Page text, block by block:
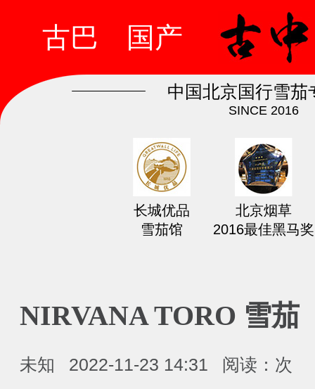
古巴 国产
中国北京国行雪茄
SINCE 2016
长城优品
雪茄馆
北京烟草
2016最佳黑马奖
NIRVANA TORO 雪茄
未知 2022-11-23 14:31 阅读： 次